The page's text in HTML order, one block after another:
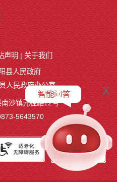
x
声明 | 关于我们
县人民政府
人民政府办公室
沙镇元桂路12号
5643570